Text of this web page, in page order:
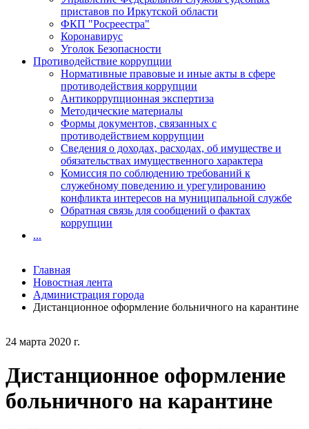
24 марта 2020 г.
Дистанционное оформление
больничного на карантине
приставов по Иркутской области
ФКП "Росреестра"
Коронавирус
Уголок Безопасности
Противодействие коррупции
Нормативные правовые и иные акты в сфере
противодействия коррупции
Антикоррупционная экспертиза
Методические материалы
Формы документов, связанных с
противодействием коррупции
Сведения о доходах, расходах, об имуществе и
обязательствах имущественного характера
Комиссия по соблюдению требований к
служебному поведению и урегулированию
конфликта интересов на муниципальной службе
Обратная связь для сообщений о фактах
коррупции
...
Главная
Новостная лента
Администрация города
Дистанционное оформление больничного на карантине